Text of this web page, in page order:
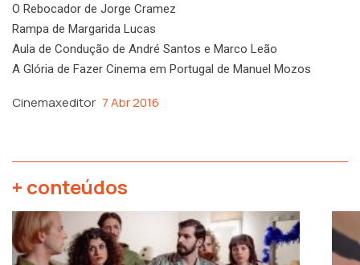
O Rebocador de Jorge Cramez
Rampa de Margarida Lucas
Aula de Condução de André Santos e Marco Leão
A Glória de Fazer Cinema em Portugal de Manuel Mozos
Cinemaxeditor 7 Abr 2016
+ conteúdos